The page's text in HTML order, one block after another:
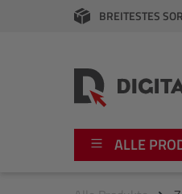
Zur BREITESTES
ALLE